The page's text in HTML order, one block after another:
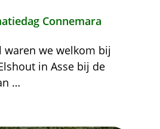
Connemara
waren we welkom bij
in Asse bij de
…